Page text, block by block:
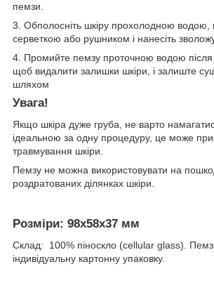
пемзи.
3. Обполосніть шкіру прохолодною водою,
серветкою або рушником і нанесіть
4. Промийте пемзу проточною водою після
щоб видалити залишки шкіри, і залиште
шляхом
Увага!
Якщо шкіра дуже груба, не варто
ідеальною за одну процедуру, це може
травмування шкіри.
Пемзу не можна використовувати на
роздратованих ділянках шкіри.
Розміри: 98x58x37 мм
Склад: 100% піноскло (cellular glass).
індивідуальну картонну упаковку.